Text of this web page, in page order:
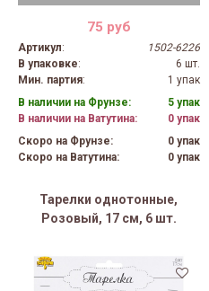
75 руб
Артикул:
1502-6226
В упаковке:
6 шт.
Мин. партия:
1 упак
В наличии на Фрунзе:
5 упак
В наличии на Ватутина:
0 упак
Скоро на Фрунзе:
0 упак
Скоро на Ватутина:
0 упак
Тарелки однотонные,
Розовый, 17 см, 6 шт.